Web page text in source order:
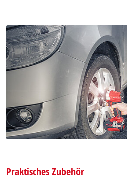
Praktisches Zubehör